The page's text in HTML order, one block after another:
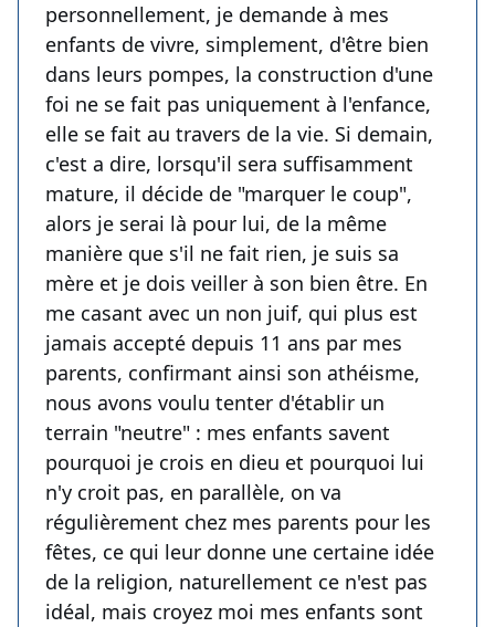
personnellement, je demande à mes
enfants de vivre, simplement, d'être bien
dans leurs pompes, la construction d'une
foi ne se fait pas uniquement à l'enfance,
elle se fait au travers de la vie. Si demain,
c'est a dire, lorsqu'il sera suffisamment
mature, il décide de "marquer le coup",
alors je serai là pour lui, de la même
manière que s'il ne fait rien, je suis sa
mère et je dois veiller à son bien être. En
me casant avec un non juif, qui plus est
jamais accepté depuis 11 ans par mes
parents, confirmant ainsi son athéisme,
nous avons voulu tenter d'établir un
terrain "neutre" : mes enfants savent
pourquoi je crois en dieu et pourquoi lui
n'y croit pas, en parallèle, on va
régulièrement chez mes parents pour les
fêtes, ce qui leur donne une certaine idée
de la religion, naturellement ce n'est pas
idéal, mais croyez moi mes enfants sont